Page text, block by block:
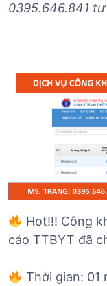
0395.646.841 tư
Hot!!! Công
cáo TTBYT đã
Thời gian: 01